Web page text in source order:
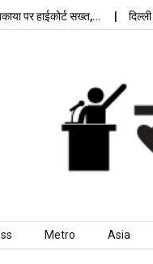
पर हाईकोर्ट सख्त,… दिल्ली
Metro Asia